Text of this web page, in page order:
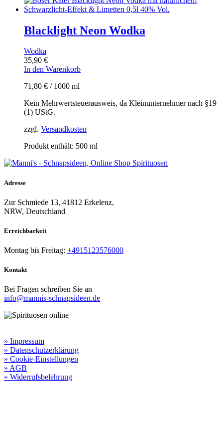
Blacklight Neon Wodka
Wodka
35,90 €
In den Warenkorb
71,80 € / 1000 ml
Kein Mehrwertsteuerausweis, da Kleinunternehmer nach §19
(1) UStG.
zzgl. Versandkosten
Produkt enthält: 500 ml
Adresse
Zur Schmiede 13, 41812 Erkelenz,
NRW, Deutschland
Erreichbarkeit​
Montag bis Freitag: +4915123576000
Kontakt
Bei Fragen schreiben Sie an
info@mannis-schnapsideen.de
» Impressum
» Datenschutzerklärung
» Cookie-Einstellungen
» AGB
» Widerrufsbelehrung